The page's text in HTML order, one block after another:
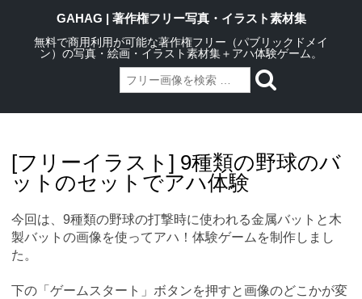
GAHAG | 著作権フリー写真・イラスト素材集
無料で商用利用が可能な著作権フリー（パブリックドメイ
ン）の写真・絵画・イラスト素材集＋アハ体験ゲーム。
content[フリーイラスト] 9種類の野球のバ
ットのセットでアハ体験
今回は、9種類の野球の打撃時に使われる金属バットと木
製バットの画像を使ってアハ！体験ゲームを制作しまし
た。
下の「ゲームスタート」ボタンを押すと画像のどこかが変